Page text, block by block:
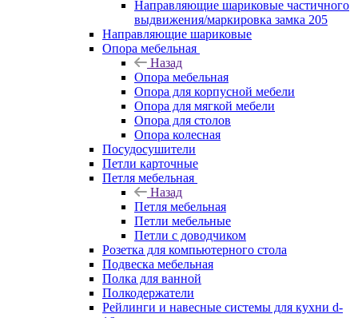
Направляющие шариковые частичного
выдвижения/маркировка замка 205
Направляющие шариковые
Опора мебельная
Назад
Опора мебельная
Опора для корпусной мебели
Опора для мягкой мебели
Опора для столов
Опора колесная
Посудосушители
Петли карточные
Петля мебельная
Назад
Петля мебельная
Петли мебельные
Петли с доводчиком
Розетка для компьютерного стола
Подвеска мебельная
Полка для ванной
Полкодержатели
Рейлинги и навесные системы для кухни d-